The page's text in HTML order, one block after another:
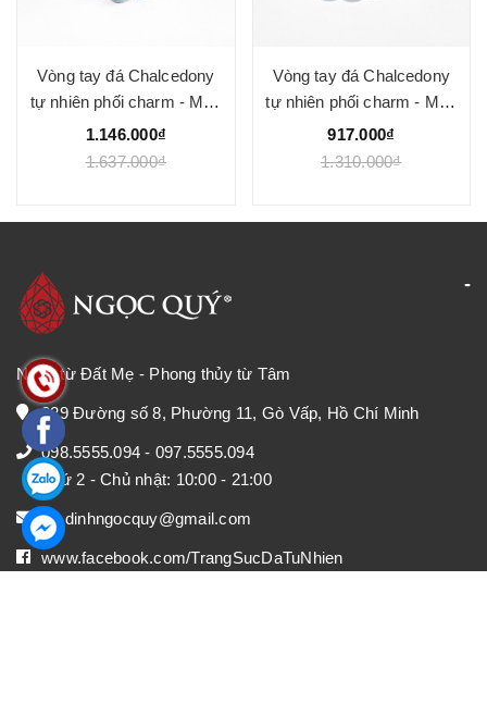
Vòng tay đá Chalcedony
tự nhiên phối charm - Mẫu
VC1051 - Ngọc Quý
1.146.000₫
1.637.000₫
Vòng tay đá Chalcedony
tự nhiên phối charm - Mẫu
VC1021 - Ngọc Quý
917.000₫
1.310.000₫
Ngọc từ Đất Mẹ - Phong thủy từ Tâm
329 Đường số 8, Phường 11, Gò Vấp, Hồ Chí Minh
098.5555.094 - 097.5555.094
Thứ 2 - Chủ nhật: 10:00 - 21:00
mr.dinhngocquy@gmail.com
www.facebook.com/TrangSucDaTuNhien